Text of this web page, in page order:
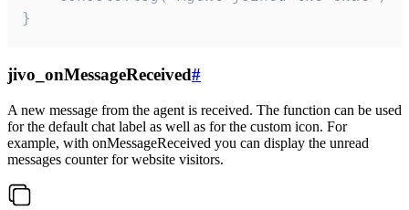
}
jivo_onMessageReceived#
A new message from the agent is received. The function can be used
for the default chat label as well as for the custom icon. For
example, with onMessageReceived you can display the unread
messages counter for website visitors.